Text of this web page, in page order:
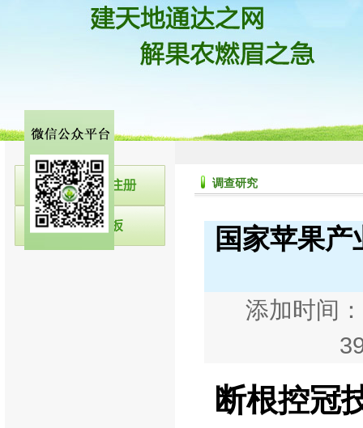
调查研究
国家苹果
添加时间
断根控冠